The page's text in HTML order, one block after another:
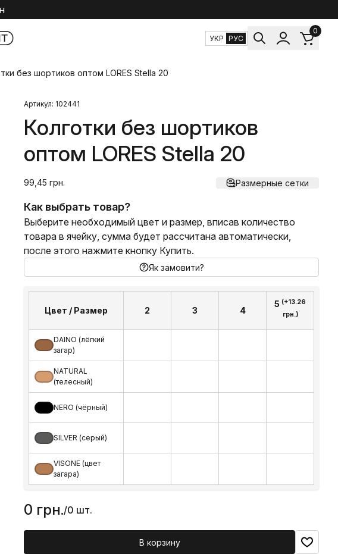
УКР РУС
0
без шортиков оптом LORES Stella 20
Артикул: 102441
Колготки без шортиков
оптом LORES Stella 20
99,45 грн. Размерные сетки
Как выбрать товар?
Выберите необходимый цвет и размер, вписав количество
товара в ячейку, сумма будет рассчитана автоматически,
после этого нажмите кнопку Купить.
Як замовити?
Цвет / Размер 2 3 4
5 (+13.26
грн.)
DAINO (лёгкий
загар)
NATURAL
(телесный)
NERO (чёрный)
SILVER (серый)
VISONE (цвет
загара)
0 грн./0 шт.
В корзину